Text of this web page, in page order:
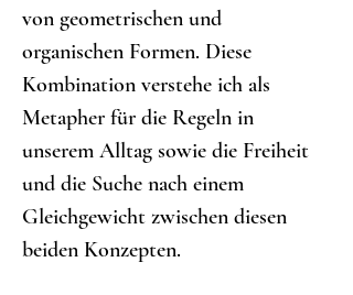
von geometrischen und
organischen Formen. Diese
Kombination verstehe ich als
Metapher für die Regeln in
unserem Alltag sowie die Freiheit
und die Suche nach einem
Gleichgewicht zwischen diesen
beiden Konzepten.